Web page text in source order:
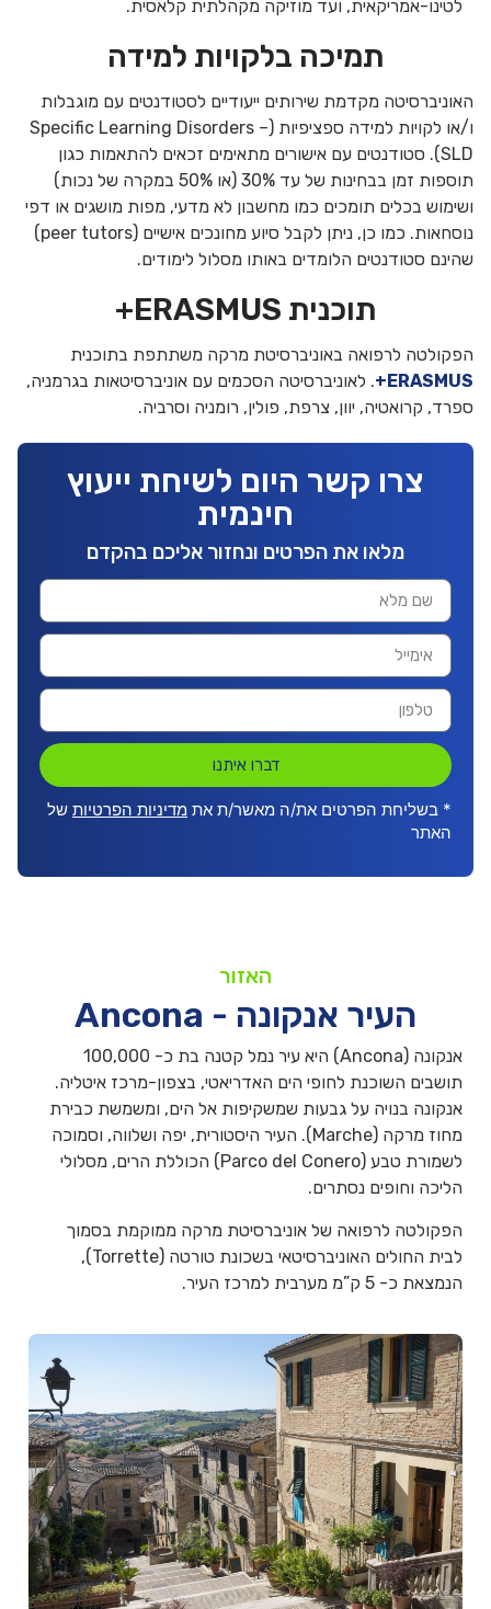
לטינו-אמריקאית, ועד מוזיקה מקהלתית קלאסית.
תמיכה בלקויות למידה
האוניברסיטה מקדמת שירותים ייעודיים לסטודנטים עם מוגבלות
ו/או לקויות למידה ספציפיות (Specific Learning Disorders –
SLD). סטודנטים עם אישורים מתאימים זכאים להתאמות כגון
תוספות זמן בבחינות של עד 30% (או 50% במקרה של נכות)
ושימוש בכלים תומכים כמו מחשבון לא מדעי, מפות מושגים או דפי
נוסחאות. כמו כן, ניתן לקבל סיוע מחונכים אישיים (peer tutors)
שהינם סטודנטים הלומדים באותו מסלול לימודים.
תוכנית ERASMUS+
הפקולטה לרפואה באוניברסיטת מרקה משתתפת בתוכנית
ERASMUS+
. לאוניברסיטה הסכמים עם אוניברסיטאות בגרמניה,
ספרד, קרואטיה, יוון, צרפת, פולין, רומניה וסרביה.
צרו קשר היום לשיחת ייעוץ
חינמית
מלאו את הפרטים ונחזור אליכם בהקדם
דברו איתנו
* בשליחת הפרטים את/ה מאשר/ת את מדיניות הפרטיות של
האתר
האזור
העיר אנקונה - Ancona
אנקונה (Ancona) היא עיר נמל קטנה בת כ- 100,000
תושבים השוכנת לחופי הים האדריאטי, בצפון-מרכז איטליה.
אנקונה בנויה על גבעות שמשקיפות אל הים, ומשמשת כבירת
מחוז מרקה (Marche). העיר היסטורית, יפה ושלווה, וסמוכה
לשמורת טבע (Parco del Conero) הכוללת הרים, מסלולי
הליכה וחופים נסתרים.
הפקולטה לרפואה של אוניברסיטת מרקה ממוקמת בסמוך
לבית החולים האוניברסיטאי בשכונת טורטה (Torrette),
הנמצאת כ- 5 ק”מ מערבית למרכז העיר.